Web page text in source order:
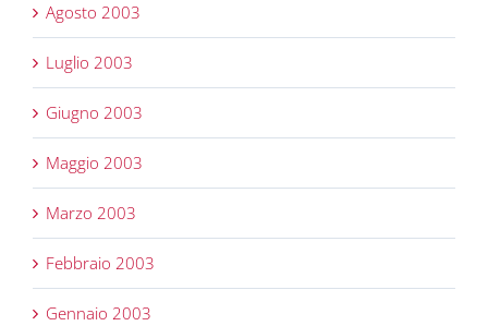
Agosto 2003
Luglio 2003
Giugno 2003
Maggio 2003
Marzo 2003
Febbraio 2003
Gennaio 2003